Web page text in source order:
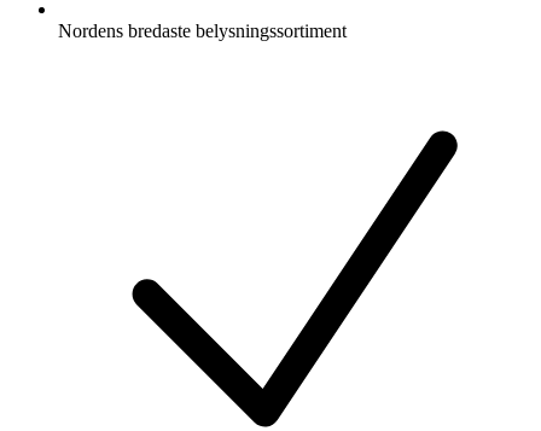
Nordens bredaste belysningssortiment